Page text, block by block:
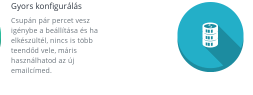
Gyors konfigurálás
Csupán pár percet vesz
igénybe a beállítása és ha
elkészültél, nincs is több
teendőd vele, máris
használhatod az új
emailcímed.